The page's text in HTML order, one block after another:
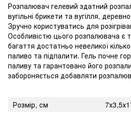
Розпалювач гелевий здатний
вугільні брикети та вугілля,
Зручно користуватись для
Особливістю цього розпалювача є
багаття достатньо невеликої
паливо та підпалити. Гель почне
паливу та гарантовано його
забороняється добавляти
Розмір, см